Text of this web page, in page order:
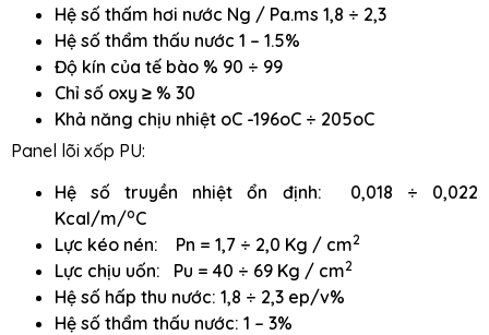
Hệ số thấm hơi nước Ng / Pa.ms 1,8 ÷ 2,3
Hệ số thẩm thấu nước 1 – 1.5%
Độ kín của tế bào % 90 ÷ 99
Chỉ số oxy ≥ % 30
Khả năng chịu nhiệt oC -196oC ÷ 205oC
Panel lõi xốp PU:
Hệ số truyền nhiệt ổn định: 0,018 ÷ 0,022
Kcal/m/oC
Lực kéo nén: Pn = 1,7 ÷ 2,0 Kg / cm2
Lực chịu uốn: Pu = 40 ÷ 69 Kg / cm2
Hệ số hấp thu nước: 1,8 ÷ 2,3 ep/v%
Hệ số thẩm thấu nước: 1 – 3%